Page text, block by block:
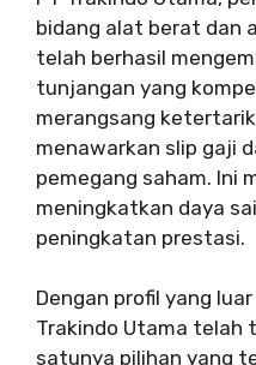
bidang alat berat dan
telah berhasil
tunjangan yang
merangsang
menawarkan slip gaji
pemegang saham. Ini
meningkatkan daya
peningkatan prestasi.
Dengan profil yang
Trakindo Utama
satunya pilihan yang